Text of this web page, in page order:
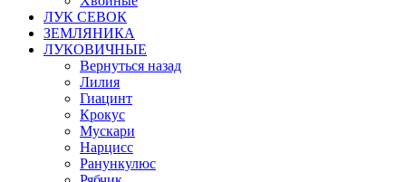
ЛУК СЕВОК
ЗЕМЛЯНИКА
ЛУКОВИЧНЫЕ
Вернуться назад
Лилия
Гиацинт
Крокус
Мускари
Нарцисс
Ранункулюс